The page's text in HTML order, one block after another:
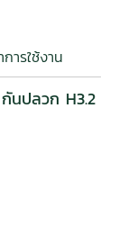
ารใช้งาน
นปลวก H3.2